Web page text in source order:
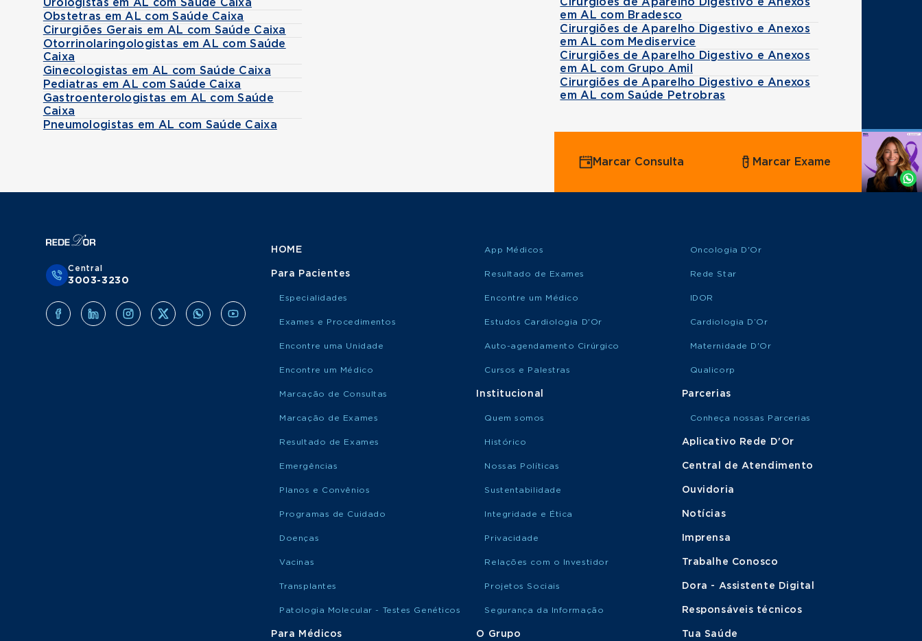
Urologistas em AL com Saúde Caixa
Obstetras em AL com Saúde Caixa
Cirurgiões Gerais em AL com Saúde Caixa
Otorrinolaringologistas em AL com Saúde
Caixa
Ginecologistas em AL com Saúde Caixa
Pediatras em AL com Saúde Caixa
Gastroenterologistas em AL com Saúde
Caixa
Pneumologistas em AL com Saúde Caixa
em AL com Bradesco
Cirurgiões de Aparelho Digestivo e Anexos
em AL com Mediservice
Cirurgiões de Aparelho Digestivo e Anexos
em AL com Grupo Amil
Cirurgiões de Aparelho Digestivo e Anexos
em AL com Saúde Petrobras
Agende
Whatsapp
Marcar Consulta Marcar Exame
Central
3003-3230
HOME
Para Pacientes
Especialidades
Exames e Procedimentos
Encontre uma Unidade
Encontre um Médico
Marcação de Consultas
Marcação de Exames
Resultado de Exames
Emergências
Planos e Convênios
Programas de Cuidado
Doenças
Vacinas
Transplantes
Patologia Molecular - Testes Genéticos
Para Médicos
App Médicos
Resultado de Exames
Encontre um Médico
Estudos Cardiologia D'Or
Auto-agendamento Cirúrgico
Cursos e Palestras
Institucional
Quem somos
Histórico
Nossas Políticas
Sustentabilidade
Integridade e Ética
Privacidade
Relações com o Investidor
Projetos Sociais
Segurança da Informação
O Grupo
Oncologia D'Or
Rede Star
IDOR
Cardiologia D’Or
Maternidade D'Or
Qualicorp
Parcerias
Conheça nossas Parcerias
Aplicativo Rede D'Or
Central de Atendimento
Ouvidoria
Notícias
Imprensa
Trabalhe Conosco
Dora - Assistente Digital
Responsáveis técnicos
Tua Saúde